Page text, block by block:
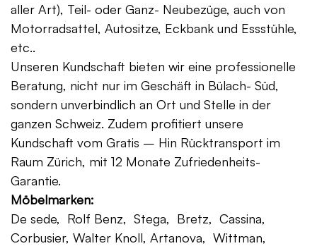
aller Art), Teil- oder Ganz- Neubezüge, auch von
Motorradsattel, Autositze, Eckbank und Essstühle,
etc..
Unseren Kundschaft bieten wir eine professionelle
Beratung, nicht nur im Geschäft in Bülach- Süd,
sondern unverbindlich an Ort und Stelle in der
ganzen Schweiz. Zudem profitiert unsere
Kundschaft vom Gratis – Hin Rücktransport im
Raum Zürich, mit 12 Monate Zufriedenheits-
Garantie.
Möbelmarken:
De sede, Rolf Benz, Stega, Bretz, Cassina,
Corbusier, Walter Knoll, Artanova, Wittman,